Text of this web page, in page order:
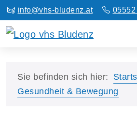
info@vhs-bludenz.at
Sie befinden sich hier:
Gesundheit & Bewegung